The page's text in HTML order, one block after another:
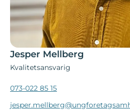
Jesper Mellberg
Kvalitetsansvarig
073-022 85 15